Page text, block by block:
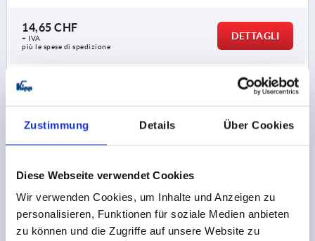
Zustimmung Details Über Cookies
Diese Webseite verwendet Cookies
Wir verwenden Cookies, um Inhalte und Anzeigen zu
personalisieren, Funktionen für soziale Medien anbieten
zu können und die Zugriffe auf unsere Website zu
14,65 CHF
+ IVA
più le spese di spedizione
DETTAGLI
K0216
MANIGLIA A STAFFA A=235, L=250, D=M05, H=40,
FORMA:A, ALLUMINIO NERO OPACO E ANODIZZATO,
COMP:POLIAMMIDE NERO